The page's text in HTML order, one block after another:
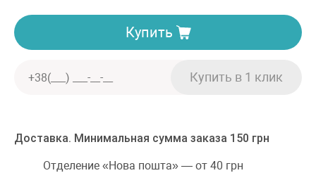
Купить
Доставка. Минимальная сумма заказа 150 грн
Отделение «Нова пошта» — от 40 грн